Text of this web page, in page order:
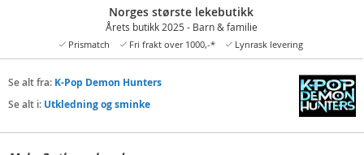
Norges største lekebutikk
Årets butikk 2025 - Barn & familie
Prismatch Fri frakt over 1000,-* Lynrask levering
Se alt fra: K-Pop Demon Hunters
Se alt i: Utkledning og sminke